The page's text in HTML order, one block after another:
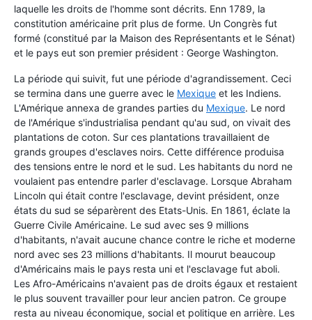
laquelle les droits de l'homme sont décrits. Enn 1789, la
constitution américaine prit plus de forme. Un Congrès fut
formé (constitué par la Maison des Représentants et le Sénat)
et le pays eut son premier président : George Washington.
La période qui suivit, fut une période d'agrandissement. Ceci
se termina dans une guerre avec le Mexique et les Indiens.
L'Amérique annexa de grandes parties du Mexique. Le nord
de l'Amérique s'industrialisa pendant qu'au sud, on vivait des
plantations de coton. Sur ces plantations travaillaient de
grands groupes d'esclaves noirs. Cette différence produisa
des tensions entre le nord et le sud. Les habitants du nord ne
voulaient pas entendre parler d'esclavage. Lorsque Abraham
Lincoln qui était contre l'esclavage, devint président, onze
états du sud se séparèrent des Etats-Unis. En 1861, éclate la
Guerre Civile Américaine. Le sud avec ses 9 millions
d'habitants, n'avait aucune chance contre le riche et moderne
nord avec ses 23 millions d'habitants. Il mourut beaucoup
d'Américains mais le pays resta uni et l'esclavage fut aboli.
Les Afro-Américains n'avaient pas de droits égaux et restaient
le plus souvent travailler pour leur ancien patron. Ce groupe
resta au niveau économique, social et politique en arrière. Les